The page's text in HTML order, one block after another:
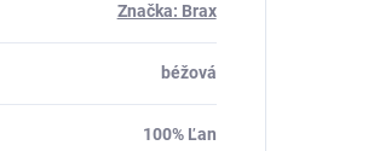
Značka: Brax
béžová
100% Ľan